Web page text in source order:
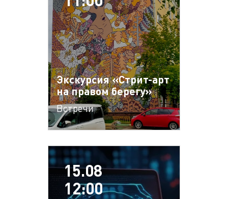
Экскурсия «Стрит-арт
на правом берегу»
Встречи
15.08
12:00